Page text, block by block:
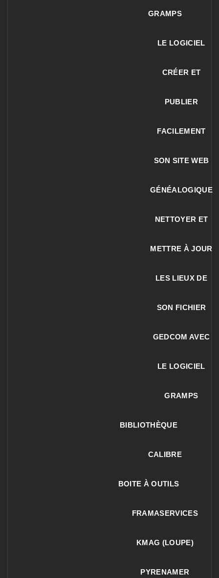
GRAMPS
LE LOGICIEL
CRÉER ET
PUBLIER
FACILEMENT
SON SITE WEB
GÉNÉALOGIQUE
NETTOYER ET
METTRE À JOUR
LES LIEUX DE
SON FICHIER
GEDCOM AVEC
LE LOGICIEL
GRAMPS
BIBLIOTHÈQUE
CALIBRE
BOITE À OUTILS
FRAMASERVICES
KMAG (LOUPE)
PYRENAMER